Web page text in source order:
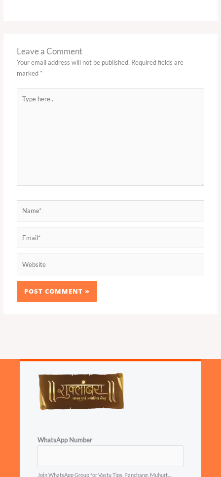
Leave a Comment
Your email address will not be published. Required fields are
marked *
here..
WhatsApp Number
Join WhatsApp Group for Vastu Tips, Panchang, Muhurt...